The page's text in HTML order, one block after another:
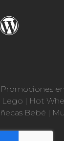
Promociones
Lego | Hot
Bebé |